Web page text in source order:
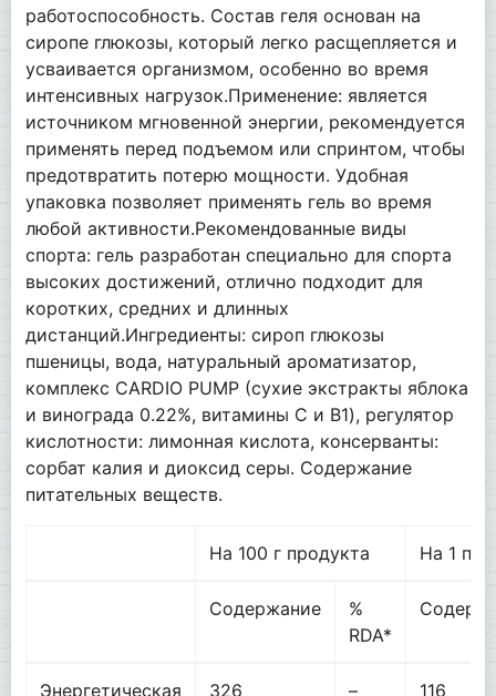
работоспособность. Состав геля основан на
сиропе глюкозы, который легко расщепляется и
усваивается организмом, особенно во время
интенсивных нагрузок.Применение: является
источником мгновенной энергии, рекомендуется
применять перед подъемом или спринтом, чтобы
предотвратить потерю мощности. Удобная
упаковка позволяет применять гель во время
любой активности.Рекомендованные виды
спорта: гель разработан специально для спорта
высоких достижений, отлично подходит для
коротких, средних и длинных
дистанций.Ингредиенты: сироп глюкозы
пшеницы, вода, натуральный ароматизатор,
комплекс CARDIO PUMP (сухие экстракты яблока
и винограда 0.22%, витамины С и В1), регулятор
кислотности: лимонная кислота, консерванты:
сорбат калия и диоксид серы. Содержание
питательных веществ.
На 100 г продукта На 1
Содержание
%
RDA*
Энергетическая 326 – 116